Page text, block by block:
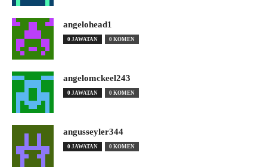
angelohead1
0 JAWATAN 0 KOMEN
angelomckeel243
0 JAWATAN 0 KOMEN
angusseyler344
0 JAWATAN 0 KOMEN